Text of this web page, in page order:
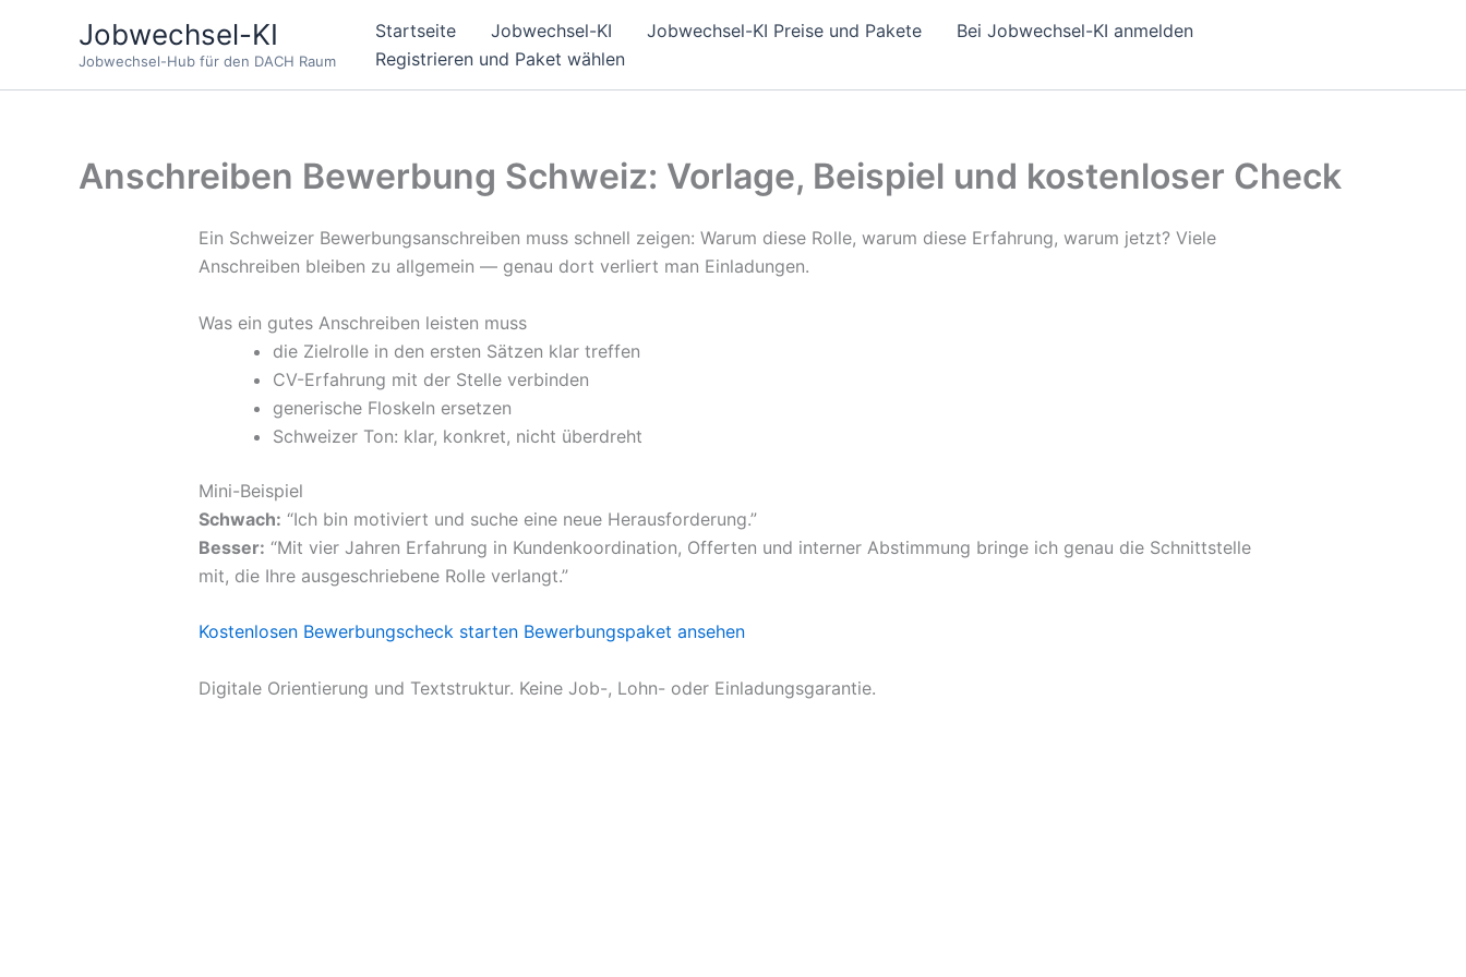
Jobwechsel-KI
Jobwechsel-Hub für den DACH Raum
Startseite Jobwechsel-KI Jobwechsel-KI Preise und Pakete
Bei Jobwechsel-KI anmelden
Registrieren und Paket wählen
Anschreiben Bewerbung Schweiz: Vorlage, Beispiel und kostenloser Check
Ein Schweizer Bewerbungsanschreiben muss schnell zeigen: Warum diese Rolle, warum diese Erfahrung, warum jetzt? Viele
Anschreiben bleiben zu allgemein — genau dort verliert man Einladungen.
Was ein gutes Anschreiben leisten muss
die Zielrolle in den ersten Sätzen klar treffen
CV-Erfahrung mit der Stelle verbinden
generische Floskeln ersetzen
Schweizer Ton: klar, konkret, nicht überdreht
Mini-Beispiel
Schwach: “Ich bin motiviert und suche eine neue Herausforderung.”
Besser: “Mit vier Jahren Erfahrung in Kundenkoordination, Offerten und interner Abstimmung bringe ich genau die Schnittstelle
mit, die Ihre ausgeschriebene Rolle verlangt.”
Kostenlosen Bewerbungscheck starten Bewerbungspaket ansehen
Digitale Orientierung und Textstruktur. Keine Job-, Lohn- oder Einladungsgarantie.